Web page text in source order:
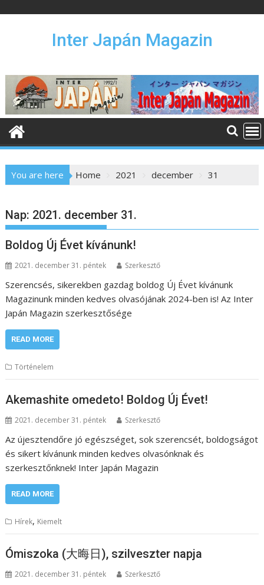
n
e
Inter Japán Magazin
You are here Home 2021 december 31
Nap: 2021. december 31.
Boldog Új Évet kívánunk!
2021. december 31. péntek Szerkesztő
Szerencsés, sikerekben gazdag boldog Új Évet kívánunk
Magazinunk minden kedves olvasójának 2024-ben is! Az Inter
Japán Magazin szerkesztősége
READ MORE
Történelem
Akemashite omedeto! Boldog Új Évet!
2021. december 31. péntek Szerkesztő
Az újesztendőre jó egészséget, sok szerencsét, boldogságot
és sikert kívánunk minden kedves olvasónknak és
szerkesztőnknek! Inter Japán Magazin
READ MORE
Hírek, Kiemelt
Ómiszoka (大晦日), szilveszter napja
2021. december 31. péntek Szerkesztő